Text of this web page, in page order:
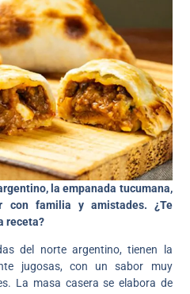
la empanada tucumana,
con familia y amistades.
¿Te
receta?
del norte argentino, tienen la
jugosas, con un sabor muy
La masa casera se elabora de